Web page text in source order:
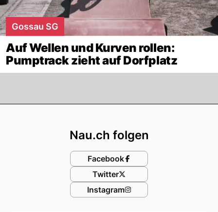
Gossau SG
Auf Wellen und Kurven rollen:
Pumptrack zieht auf Dorfplatz
Nau.ch folgen
Facebook
Twitter
Instagram